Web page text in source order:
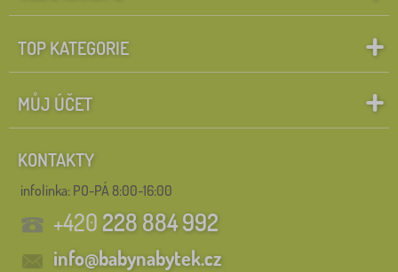
TOP KATEGORIE
MŮJ ÚČET
KONTAKTY
infolinka: PO-PÁ 8:00-16:00
+420228 884 992
info@babynabytek.cz